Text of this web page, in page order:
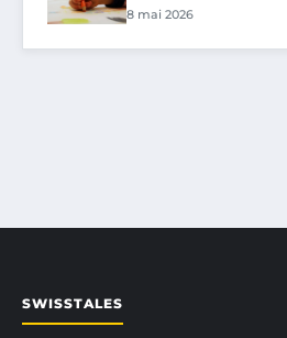
8 mai 2026
SWISSTALES